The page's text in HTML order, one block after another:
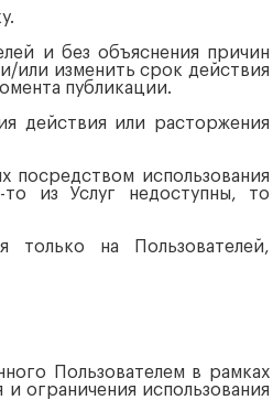
и без объяснения причин
или изменить срок действия
публикации.
действия или расторжения
посредством использования
то из Услуг недоступны, то
только на Пользователей,
Пользователем в рамках
ограничения использования